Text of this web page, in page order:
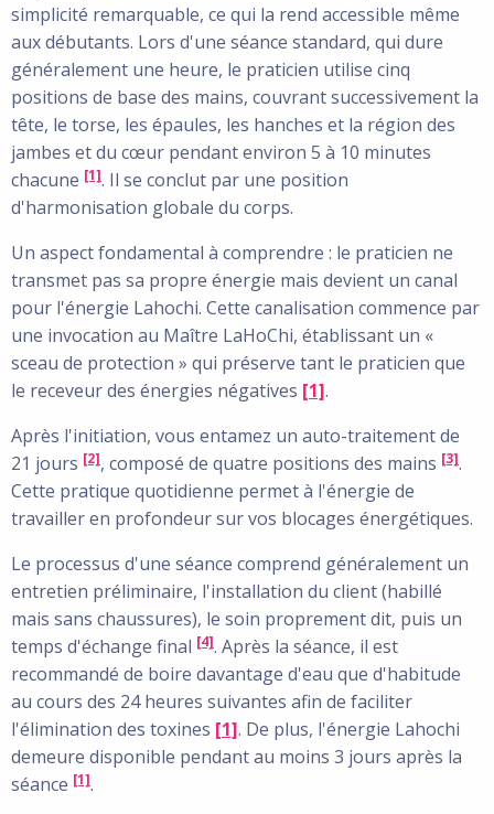
simplicité remarquable, ce qui la rend accessible même
aux débutants. Lors d'une séance standard, qui dure
généralement une heure, le praticien utilise cinq
positions de base des mains, couvrant successivement la
tête, le torse, les épaules, les hanches et la région des
jambes et du cœur pendant environ 5 à 10 minutes
chacune [1]. Il se conclut par une position
d'harmonisation globale du corps.
Un aspect fondamental à comprendre : le praticien ne
transmet pas sa propre énergie mais devient un canal
pour l'énergie Lahochi. Cette canalisation commence par
une invocation au Maître LaHoChi, établissant un «
sceau de protection » qui préserve tant le praticien que
le receveur des énergies négatives [1].
Après l'initiation, vous entamez un auto-traitement de
21 jours [2], composé de quatre positions des mains [3].
Cette pratique quotidienne permet à l'énergie de
travailler en profondeur sur vos blocages énergétiques.
Le processus d'une séance comprend généralement un
entretien préliminaire, l'installation du client (habillé
mais sans chaussures), le soin proprement dit, puis un
temps d'échange final [4]. Après la séance, il est
recommandé de boire davantage d'eau que d'habitude
au cours des 24 heures suivantes afin de faciliter
l'élimination des toxines [1]. De plus, l'énergie Lahochi
demeure disponible pendant au moins 3 jours après la
séance [1].